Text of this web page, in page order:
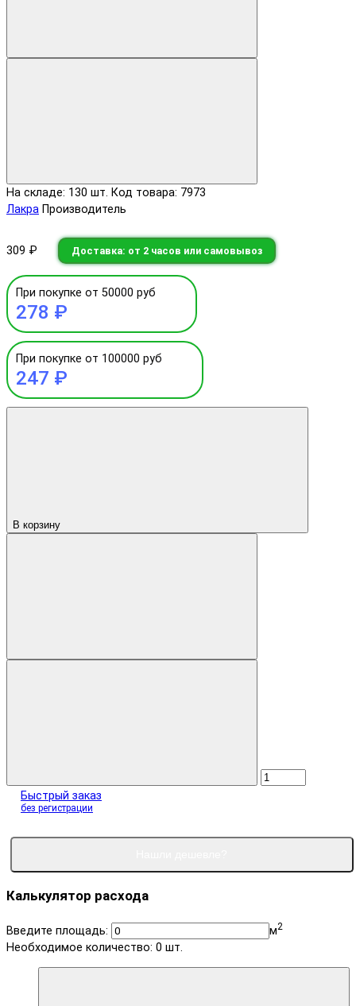
На складе: 130 шт. Код товара: 7973
Лакра Производитель
309 ₽ Доставка: от 2 часов или самовывоз
При покупке от 50000 руб
278 ₽
При покупке от 100000 руб
247 ₽
В корзину
Быстрый заказ
без регистрации
Калькулятор расхода
Введите площадь: м2
Необходимое количество: 0 шт.